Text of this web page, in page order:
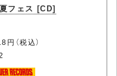
フェス [CD]
（税込）